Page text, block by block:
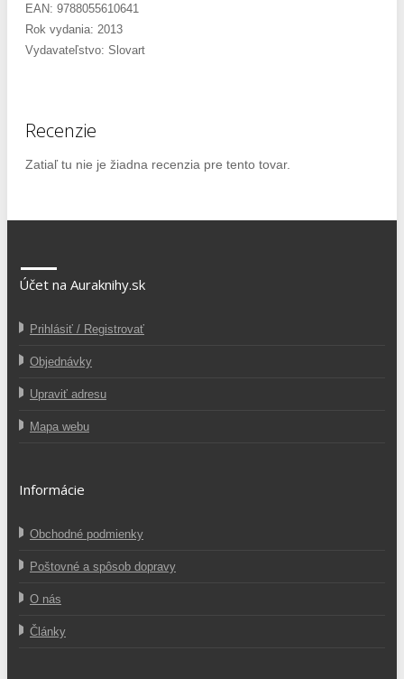
EAN: 9788055610641
Rok vydania: 2013
Vydavateľstvo: Slovart
Recenzie
Zatiaľ tu nie je žiadna recenzia pre tento tovar.
Účet na Auraknihy.sk
Prihlásiť / Registrovať
Objednávky
Upraviť adresu
Mapa webu
Informácie
Obchodné podmienky
Poštovné a spôsob dopravy
O nás
Články